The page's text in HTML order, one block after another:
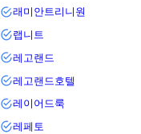
래미안트리니원
랩니트
레고랜드
레고랜드호텔
레이어드룩
레페토